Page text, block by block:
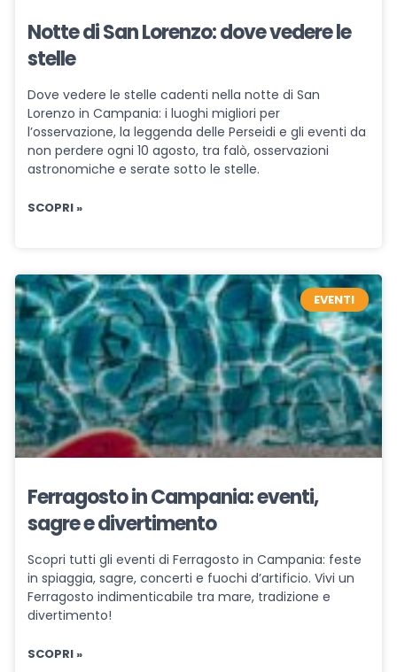
Notte di San Lorenzo: dove vedere le
stelle
Dove vedere le stelle cadenti nella notte di San
Lorenzo in Campania: i luoghi migliori per
l’osservazione, la leggenda delle Perseidi e gli eventi da
non perdere ogni 10 agosto, tra falò, osservazioni
astronomiche e serate sotto le stelle.
SCOPRI »
EVENTI
Ferragosto in Campania: eventi,
sagre e divertimento
Scopri tutti gli eventi di Ferragosto in Campania: feste
in spiaggia, sagre, concerti e fuochi d’artificio. Vivi un
Ferragosto indimenticabile tra mare, tradizione e
divertimento!
SCOPRI »